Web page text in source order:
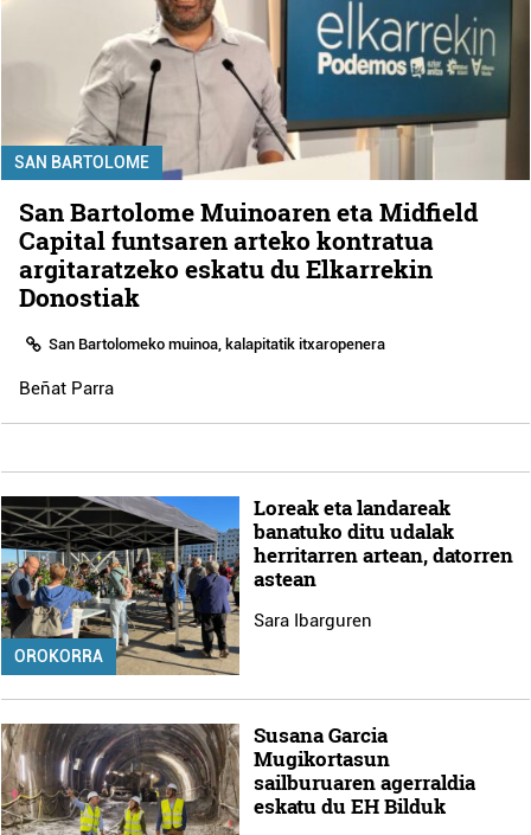
SAN BARTOLOME
San Bartolome Muinoaren eta Midfield
Capital funtsaren arteko kontratua
argitaratzeko eskatu du Elkarrekin
Donostiak
San Bartolomeko muinoa, kalapitatik itxaropenera
Beñat Parra
OROKORRA
Loreak eta landareak
banatuko ditu udalak
herritarren artean, datorren
astean
Sara Ibarguren
Susana Garcia
Mugikortasun
sailburuaren agerraldia
eskatu du EH Bilduk